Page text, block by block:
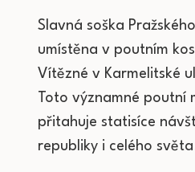
Slavná soška
umístěna v poutním
Vítězné v Karmelitské
Toto významné poutní
přitahuje statisíce
republiky i celého